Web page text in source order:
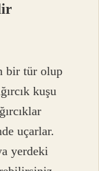
bir tür olup
kuşu
uçarlar.
yerdeki